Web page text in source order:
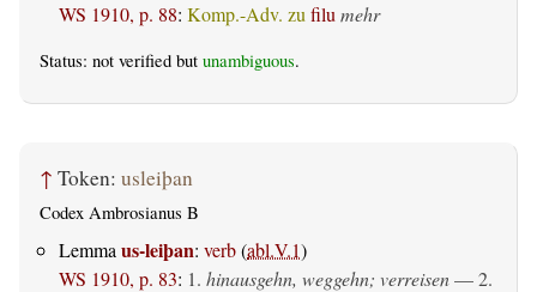
WS 1910, p. 88: Komp.-Adv. zufilumehr
Status: not verified but unambiguous.
↑ Token: usleiþan
Codex Ambrosianus B
Lemma us-leiþan: verb(abl.V.1)
WS 1910, p. 83: 1. hinausgehn, weggehn; verreisen— 2.